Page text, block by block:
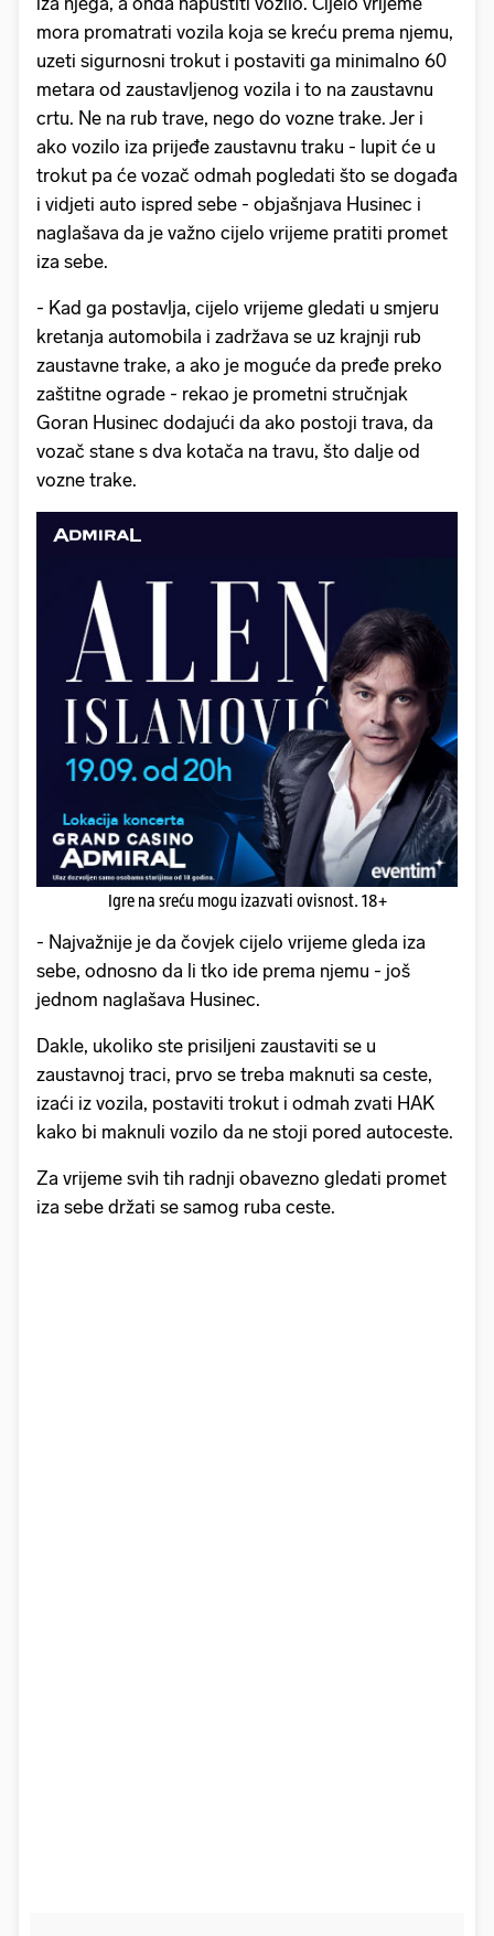
mora promatrati vozila koja se kreću prema njemu,
uzeti sigurnosni trokut i postaviti ga minimalno 60
metara od zaustavljenog vozila i to na zaustavnu
crtu. Ne na rub trave, nego do vozne trake. Jer i
ako vozilo iza prijeđe zaustavnu traku - lupit će u
trokut pa će vozač odmah pogledati što se događa
i vidjeti auto ispred sebe - objašnjava Husinec i
naglašava da je važno cijelo vrijeme pratiti promet
iza sebe.
- Kad ga postavlja, cijelo vrijeme gledati u smjeru
kretanja automobila i zadržava se uz krajnji rub
zaustavne trake, a ako je moguće da pređe preko
zaštitne ograde - rekao je prometni stručnjak
Goran Husinec dodajući da ako postoji trava, da
vozač stane s dva kotača na travu, što dalje od
vozne trake.
Igre na sreću mogu izazvati ovisnost. 18+
- Najvažnije je da čovjek cijelo vrijeme gleda iza
sebe, odnosno da li tko ide prema njemu - još
jednom naglašava Husinec.
Dakle, ukoliko ste prisiljeni zaustaviti se u
zaustavnoj traci, prvo se treba maknuti sa ceste,
izaći iz vozila, postaviti trokut i odmah zvati HAK
kako bi maknuli vozilo da ne stoji pored autoceste.
Za vrijeme svih tih radnji obavezno gledati promet
iza sebe držati se samog ruba ceste.